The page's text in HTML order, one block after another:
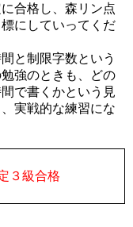
合格し、森リン点
にしていってくだ
と制限字数という
強のときも、どの
で書くかという見
実戦的な練習にな
３級合格